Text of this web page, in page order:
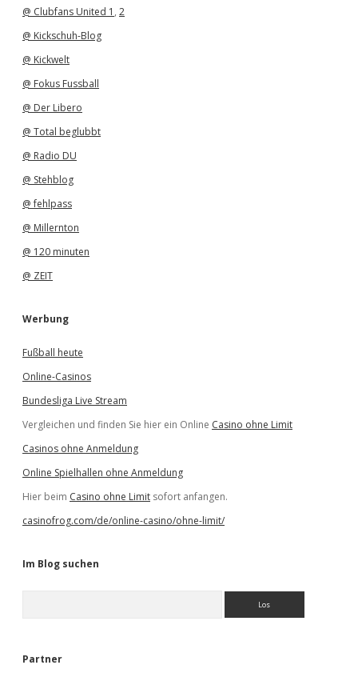
@ Clubfans United 1 , 2
@ Kickschuh-Blog
@ Kickwelt
@ Fokus Fussball
@ Der Libero
@ Total beglubbt
@ Radio DU
@ Stehblog
@ fehlpass
@ Millernton
@ 120 minuten
@ ZEIT
Werbung
Fußball heute
Online-Casinos
Bundesliga Live Stream
Vergleichen und finden Sie hier ein Online Casino ohne Limit
Casinos ohne Anmeldung
Online Spielhallen ohne Anmeldung
Hier beim Casino ohne Limit sofort anfangen.
casinofrog.com/de/online-casino/ohne-limit/
Im Blog suchen
e
Partner